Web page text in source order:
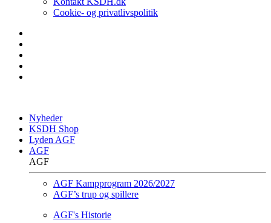
Cookie- og privatlivspolitik
Nyheder
KSDH Shop
Lyden AGF
AGF
AGF
AGF Kampprogram 2026/2027
AGF’s trup og spillere
AGF's Historie